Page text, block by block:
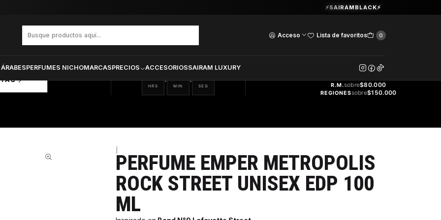
Acceso Lista de favoritos 0
PERFUMES NICHOMARCASPRECIOS ACCESORIOSSAIRAM LUXURY
Guardia Vieja 202. Oficina 102.Ver Horarios
⚡SAIRAMBLACK⚡
ROCK STREET UNISEX EDP 100 ML
20
HRS
: 26
MIN
: 03
SEG
GRATIS
R.M.sobre$80.000
REGIONESsobre$150.000
PERFUME EMPER METROPOLIS
ROCK STREET UNISEX EDP 100
ML